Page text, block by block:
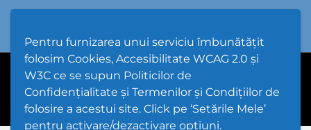
Pentru furnizarea unui serviciu îmbunătățit
folosim Cookies, Accesibilitate WCAG 2.0 și
W3C ce se supun Politicilor de
Confidențialitate și Termenilor și Condițiilor de
folosire a acestui site. Click pe ‘Setările Mele’
pentru activare/dezactivare opțiuni.
Hartă Website